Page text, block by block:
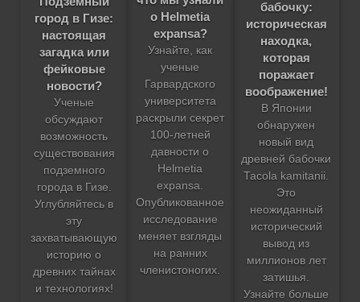
город в Гизе:
настоящая
загадка или
фейковые
новости?
Ученые
обсуждают
возможность
существования
подземного
города в Гизе.
Углубляйтесь в
эту
захватывающую
историю о
древних тайнах
и технологиях!
о Helmetia
expansa?
Узнайте, как
ученые
Гарвардского
университета
раскрыли секрет
100-летней
давности о
Helmetia
expansa.
Опубликованное
исследование
меняет взгляды
на ранних
членистоногих.
бабочку:
историческая
находка,
которая
поражает
воображение!
В Японии
обнаружен
новый вид
древней бабочки
Tacola kamitanii.
Это
неожиданный
исторический
вывод из
миллионов лет
затишья.
Узнайте больше